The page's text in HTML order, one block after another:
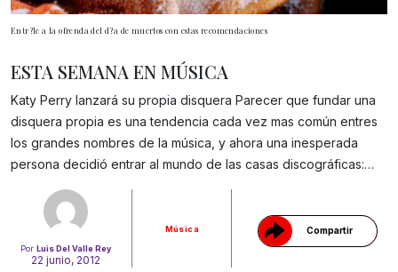
Entr?le a la ofrenda del d?a de muertos con estas recomendaciones
PorLuis Del Valle Rey
22 junio, 2012
Música Compartir
Gracias!
ESTA SEMANA EN MÚSICA
Katy Perry lanzará su propia disquera Parecer que fundar una
disquera propia es una tendencia cada vez mas común entres
los grandes nombres de la música, y ahora una inesperada
persona decidió entrar al mundo de las casas discográficas:…